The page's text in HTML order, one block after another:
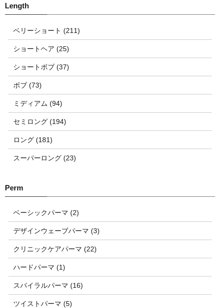
ベリーショート (211)
ショートヘア (25)
ショートボブ (37)
ボブ (73)
ミディアム (94)
セミロング (194)
ロング (181)
スーパーロング (23)
ベーシックパーマ (2)
デザインウェーブパーマ (3)
クリニックケアパーマ (22)
ハードパーマ (1)
スパイラルパーマ (16)
ツイストパーマ (5)